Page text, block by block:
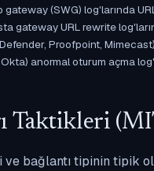
(SWG) log'larında
gateway URL rewrite
Proofpoint, Mimecast)
Okta) anormal oturum açma
Taktikleri
bağlantı tipinin tipik